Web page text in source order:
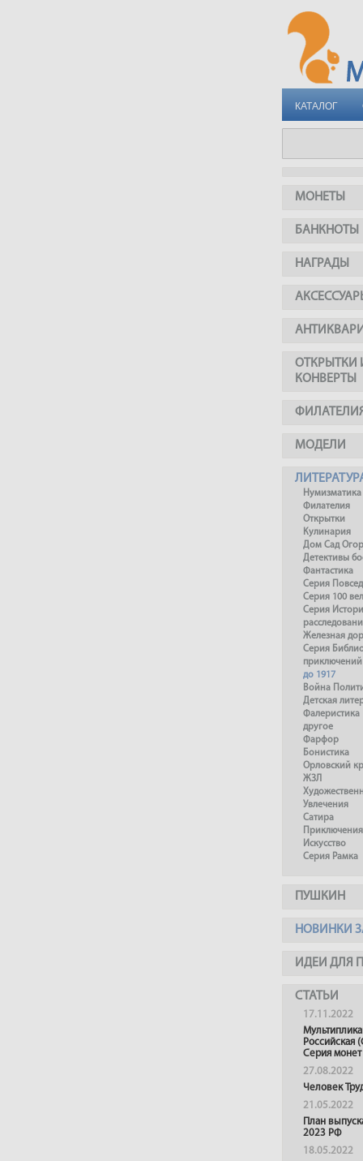
КАТАЛОГ
МОНЕТЫ
БАНКНОТЫ
НАГРАДЫ
ОТКРЫТКИ
КОНВЕРТЫ
МОДЕЛИ
Нумизматика
Филателия
Открытки
Кулинария
Дом Сад
Детективы
Фантастика
Серия
Серия 100
Серия
Железная
Серия
приключений
до 1917
Война
Детская
Фалеристика
другое
Фарфор
Бонистика
Орловский
ЖЗЛ
Увлечения
Сатира
Приключения
Искусство
Серия Рамка
ПУШКИН
НОВИНКИ
ИДЕИ ДЛЯ
СТАТЬИ
17.11.2022
Российская
Серия монет
27.08.2022
Человек
21.05.2022
План
2023 РФ
18.05.2022